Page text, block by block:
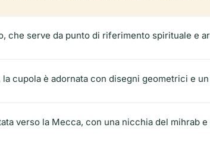
che serve da punto di riferimento spirituale e
cupola è adornata con disegni geometrici e
verso la Mecca, con una nicchia del mihrab